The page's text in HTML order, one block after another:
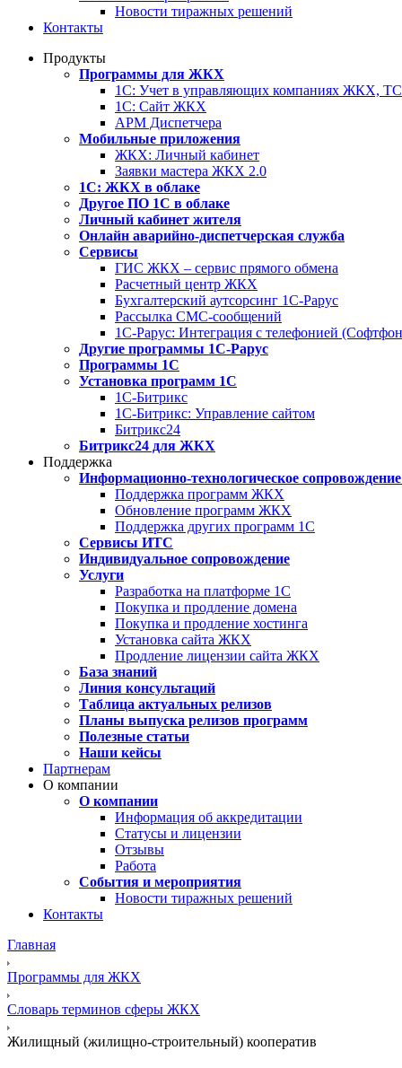
Новости тиражных решений
Контакты
Продукты
Программы для ЖКХ
1С: Учет в управляющих компаниях ЖКХ,
1С: Сайт ЖКХ
АРМ Диспетчера
Мобильные приложения
ЖКХ: Личный кабинет
Заявки мастера ЖКХ 2.0
1С: ЖКХ в облаке
Другое ПО 1С в облаке
Личный кабинет жителя
Онлайн аварийно-диспетчерская служба
Сервисы
ГИС ЖКХ – сервис прямого обмена
Расчетный центр ЖКХ
Бухгалтерский аутсорсинг 1С-Рарус
Рассылка СМС-сообщений
1С-Рарус: Интеграция с телефонией
Другие программы 1С-Рарус
Программы 1С
Установка программ 1С
1С-Битрикс
1С-Битрикс: Управление сайтом
Битрикс24
Битрикс24 для ЖКХ
Поддержка
Информационно-технологическое
Поддержка программ ЖКХ
Обновление программ ЖКХ
Поддержка других программ 1С
Сервисы ИТС
Индивидуальное сопровождение
Услуги
Разработка на платформе 1С
Покупка и продление домена
Покупка и продление хостинга
Установка сайта ЖКХ
Продление лицензии сайта ЖКХ
База знаний
Линия консультаций
Таблица актуальных релизов
Планы выпуска релизов программ
Полезные статьи
Наши кейсы
Партнерам
О компании
О компании
Информация об аккредитации
Статусы и лицензии
Отзывы
Работа
События и мероприятия
Новости тиражных решений
Контакты
Главная
Программы для ЖКХ
Словарь терминов сферы ЖКХ
Жилищный (жилищно-строительный) кооператив